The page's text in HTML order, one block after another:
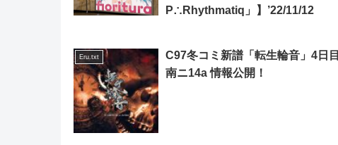
P∴Rhythmatiq」】’22/11/12
Eru.txt
C97冬コミ新譜「転生輪音」4日目
南ニ14a 情報公開！